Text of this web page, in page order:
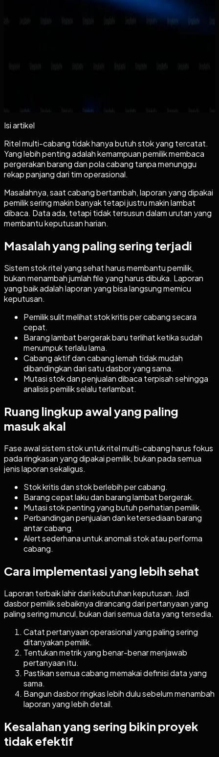
Apa yang akan Anda dapat dari artikel ini
+
Isi artikel
Ritel multi-cabang tidak hanya butuh stok yang tercatat.
Yang lebih penting adalah kemampuan pemilik membaca
pergerakan barang dan pola cabang tanpa menunggu
rekap panjang dari tim operasional.
Masalahnya, saat cabang bertambah, laporan yang dipakai
pemilik sering makin banyak tetapi justru makin lambat
dibaca. Data ada, tetapi tidak tersusun dalam urutan yang
membantu keputusan harian.
Masalah yang paling sering terjadi
Sistem stok ritel yang sehat harus membantu pemilik,
bukan menambah jumlah file yang harus dibuka. Laporan
yang baik adalah laporan yang bisa langsung memicu
keputusan.
Pemilik sulit melihat stok kritis per cabang secara
cepat.
Barang lambat bergerak baru terlihat ketika sudah
menumpuk terlalu lama.
Cabang aktif dan cabang lemah tidak mudah
dibandingkan dari satu dasbor yang sama.
Mutasi stok dan penjualan dibaca terpisah sehingga
analisis pemilik selalu terlambat.
Ruang lingkup awal yang paling
masuk akal
Fase awal sistem stok untuk ritel multi-cabang harus fokus
pada ringkasan yang dipakai pemilik, bukan pada semua
jenis laporan sekaligus.
Stok kritis dan stok berlebih per cabang.
Barang cepat laku dan barang lambat bergerak.
Mutasi stok penting yang butuh perhatian pemilik.
Perbandingan penjualan dan ketersediaan barang
antar cabang.
Alert sederhana untuk anomali stok atau performa
cabang.
Cara implementasi yang lebih sehat
Laporan terbaik lahir dari kebutuhan keputusan. Jadi
dasbor pemilik sebaiknya dirancang dari pertanyaan yang
paling sering muncul, bukan dari semua data yang tersedia.
Catat pertanyaan operasional yang paling sering
ditanyakan pemilik.
Tentukan metrik yang benar-benar menjawab
pertanyaan itu.
Pastikan semua cabang memakai definisi data yang
sama.
Bangun dasbor ringkas lebih dulu sebelum menambah
laporan yang lebih detail.
Kesalahan yang sering bikin proyek
tidak efektif